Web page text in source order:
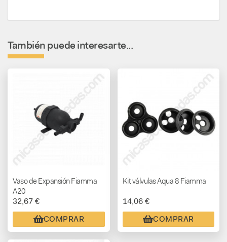
También puede interesarte...
Vaso de Expansión Fiamma
A20
32,67 €
COMPRAR
Kit válvulas Aqua 8 Fiamma
14,06 €
COMPRAR